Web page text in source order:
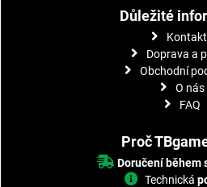
Důležité
Doprava a
Obchodní
O nás
FAQ
Proč
Doručení během
Technická